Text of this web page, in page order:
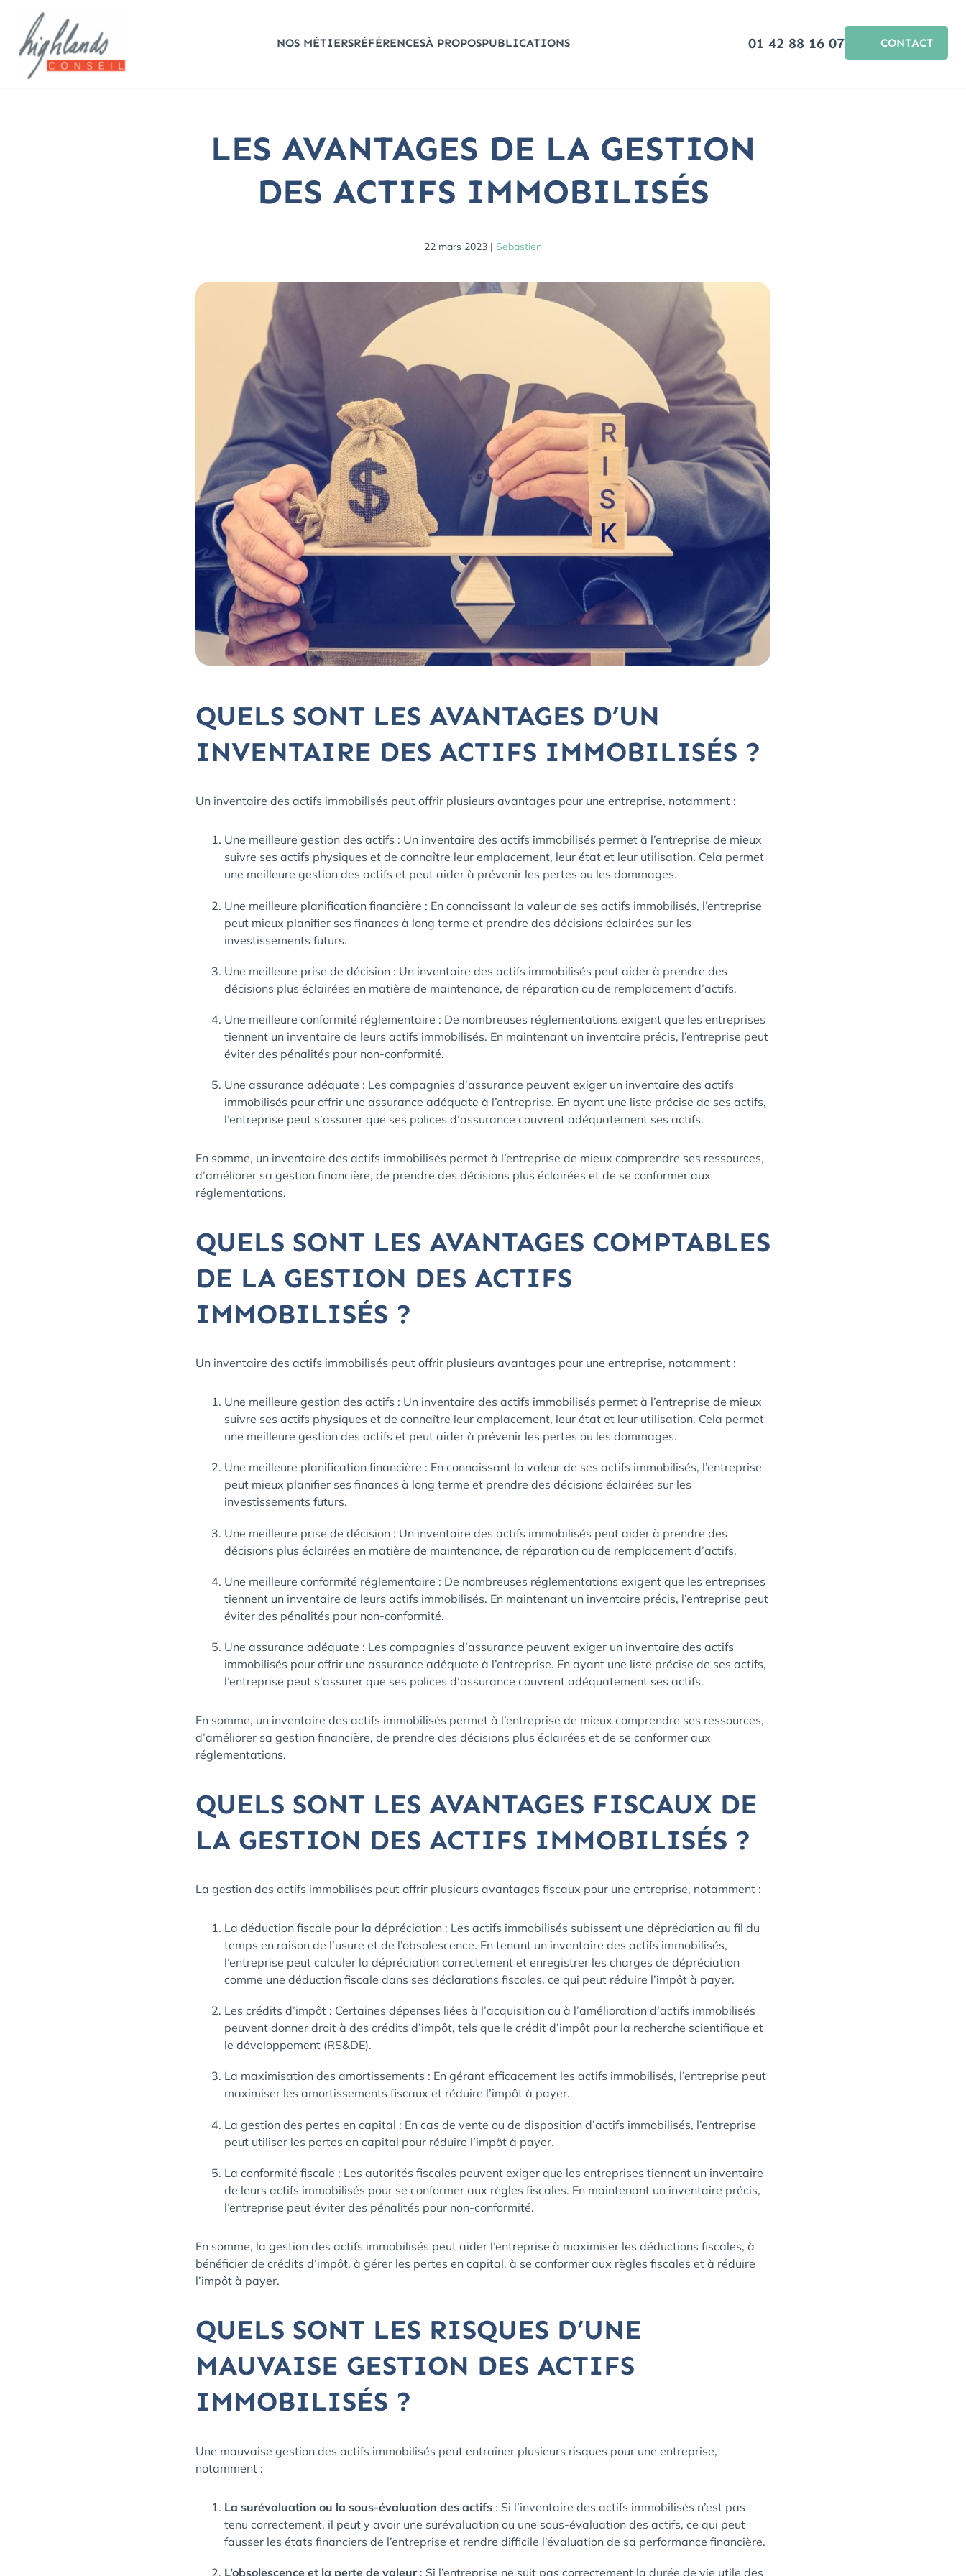
NOS MÉTIERSRÉFÉRENCESÀ PROPOSPUBLICATIONS 01 42 88 16 07 CONTACT
LES AVANTAGES DE LA GESTION
DES ACTIFS IMMOBILISÉS
22 mars 2023 | Sebastien
QUELS SONT LES AVANTAGES D’UN
INVENTAIRE DES ACTIFS IMMOBILISÉS ?
Un inventaire des actifs immobilisés peut offrir plusieurs avantages pour une entreprise, notamment :
Une meilleure gestion des actifs : Un inventaire des actifs immobilisés permet à l’entreprise de mieux
suivre ses actifs physiques et de connaître leur emplacement, leur état et leur utilisation. Cela permet
une meilleure gestion des actifs et peut aider à prévenir les pertes ou les dommages.
Une meilleure planification financière : En connaissant la valeur de ses actifs immobilisés, l’entreprise
peut mieux planifier ses finances à long terme et prendre des décisions éclairées sur les
investissements futurs.
Une meilleure prise de décision : Un inventaire des actifs immobilisés peut aider à prendre des
décisions plus éclairées en matière de maintenance, de réparation ou de remplacement d’actifs.
Une meilleure conformité réglementaire : De nombreuses réglementations exigent que les entreprises
tiennent un inventaire de leurs actifs immobilisés. En maintenant un inventaire précis, l’entreprise peut
éviter des pénalités pour non-conformité.
Une assurance adéquate : Les compagnies d’assurance peuvent exiger un inventaire des actifs
immobilisés pour offrir une assurance adéquate à l’entreprise. En ayant une liste précise de ses actifs,
l’entreprise peut s’assurer que ses polices d’assurance couvrent adéquatement ses actifs.
En somme, un inventaire des actifs immobilisés permet à l’entreprise de mieux comprendre ses ressources,
d’améliorer sa gestion financière, de prendre des décisions plus éclairées et de se conformer aux
réglementations.
QUELS SONT LES AVANTAGES COMPTABLES
DE LA GESTION DES ACTIFS
IMMOBILISÉS ?
Un inventaire des actifs immobilisés peut offrir plusieurs avantages pour une entreprise, notamment :
Une meilleure gestion des actifs : Un inventaire des actifs immobilisés permet à l’entreprise de mieux
suivre ses actifs physiques et de connaître leur emplacement, leur état et leur utilisation. Cela permet
une meilleure gestion des actifs et peut aider à prévenir les pertes ou les dommages.
Une meilleure planification financière : En connaissant la valeur de ses actifs immobilisés, l’entreprise
peut mieux planifier ses finances à long terme et prendre des décisions éclairées sur les
investissements futurs.
Une meilleure prise de décision : Un inventaire des actifs immobilisés peut aider à prendre des
décisions plus éclairées en matière de maintenance, de réparation ou de remplacement d’actifs.
Une meilleure conformité réglementaire : De nombreuses réglementations exigent que les entreprises
tiennent un inventaire de leurs actifs immobilisés. En maintenant un inventaire précis, l’entreprise peut
éviter des pénalités pour non-conformité.
Une assurance adéquate : Les compagnies d’assurance peuvent exiger un inventaire des actifs
immobilisés pour offrir une assurance adéquate à l’entreprise. En ayant une liste précise de ses actifs,
l’entreprise peut s’assurer que ses polices d’assurance couvrent adéquatement ses actifs.
En somme, un inventaire des actifs immobilisés permet à l’entreprise de mieux comprendre ses ressources,
d’améliorer sa gestion financière, de prendre des décisions plus éclairées et de se conformer aux
réglementations.
QUELS SONT LES AVANTAGES FISCAUX DE
LA GESTION DES ACTIFS IMMOBILISÉS ?
La gestion des actifs immobilisés peut offrir plusieurs avantages fiscaux pour une entreprise, notamment :
La déduction fiscale pour la dépréciation : Les actifs immobilisés subissent une dépréciation au fil du
temps en raison de l’usure et de l’obsolescence. En tenant un inventaire des actifs immobilisés,
l’entreprise peut calculer la dépréciation correctement et enregistrer les charges de dépréciation
comme une déduction fiscale dans ses déclarations fiscales, ce qui peut réduire l’impôt à payer.
Les crédits d’impôt : Certaines dépenses liées à l’acquisition ou à l’amélioration d’actifs immobilisés
peuvent donner droit à des crédits d’impôt, tels que le crédit d’impôt pour la recherche scientifique et
le développement (RS&DE).
La maximisation des amortissements : En gérant efficacement les actifs immobilisés, l’entreprise peut
maximiser les amortissements fiscaux et réduire l’impôt à payer.
La gestion des pertes en capital : En cas de vente ou de disposition d’actifs immobilisés, l’entreprise
peut utiliser les pertes en capital pour réduire l’impôt à payer.
La conformité fiscale : Les autorités fiscales peuvent exiger que les entreprises tiennent un inventaire
de leurs actifs immobilisés pour se conformer aux règles fiscales. En maintenant un inventaire précis,
l’entreprise peut éviter des pénalités pour non-conformité.
En somme, la gestion des actifs immobilisés peut aider l’entreprise à maximiser les déductions fiscales, à
bénéficier de crédits d’impôt, à gérer les pertes en capital, à se conformer aux règles fiscales et à réduire
l’impôt à payer.
QUELS SONT LES RISQUES D’UNE
MAUVAISE GESTION DES ACTIFS
IMMOBILISÉS ?
Une mauvaise gestion des actifs immobilisés peut entraîner plusieurs risques pour une entreprise,
notamment :
La surévaluation ou la sous-évaluation des actifs : Si l’inventaire des actifs immobilisés n’est pas
tenu correctement, il peut y avoir une surévaluation ou une sous-évaluation des actifs, ce qui peut
fausser les états financiers de l’entreprise et rendre difficile l’évaluation de sa performance financière.
L’obsolescence et la perte de valeur: Si l’entreprise ne suit pas correctement la durée de vie utile des